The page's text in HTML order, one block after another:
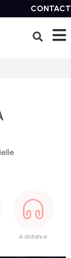
CONTACT
A distance